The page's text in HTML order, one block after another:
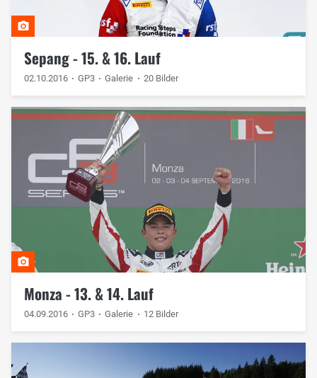
Sepang - 15. & 16. Lauf
02.10.2016 GP3 Galerie 20 Bilder
Monza - 13. & 14. Lauf
04.09.2016 GP3 Galerie 12 Bilder